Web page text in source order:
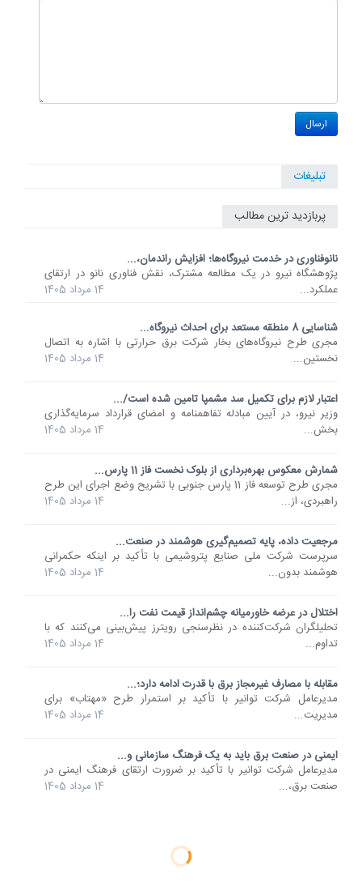
تبلیغات
پربازدید ترین مطالب
نانوفناوری در خدمت نیروگاه‌ها؛ افزایش راندمان،...
پژوهشگاه نیرو در یک مطالعه مشترک، نقش فناوری نانو در ارتقای
عملکرد...
14 مرداد 1405
شناسایی 8 منطقه مستعد برای احداث نیروگاه...
مجری طرح نیروگاه‌های بخار شرکت برق حرارتی با اشاره به اتصال
نخستین...
14 مرداد 1405
اعتبار لازم برای تکمیل سد مشمپا تامین شده است/...
وزیر نیرو، در آیین مبادله تفاهمنامه و امضای قرارداد سرمایه‌گذاری
بخش...
14 مرداد 1405
شمارش معکوس بهره‌برداری از بلوک نخست فاز 11 پارس...
مجری طرح توسعه فاز 11 پارس جنوبی با تشریح وضع اجرای این طرح
راهبردی، از...
14 مرداد 1405
مرجعیت داده، پایه تصمیم‌گیری‌ هوشمند در صنعت...
سرپرست شرکت ملی صنایع پتروشیمی با تأکید بر اینکه حکمرانی
هوشمند بدون...
14 مرداد 1405
اختلال در عرضه خاورمیانه چشم‌انداز قیمت نفت را...
تحلیلگران شرکت‌کننده در نظرسنجی رویترز پیش‌بینی می‌کنند که با
تداوم...
14 مرداد 1405
مقابله با مصارف غیرمجاز برق با قدرت ادامه دارد؛...
مدیرعامل شرکت توانیر با تأکید بر استمرار طرح «مهتاب» برای
مدیریت...
14 مرداد 1405
ایمنی در صنعت برق باید به یک فرهنگ سازمانی و...
مدیرعامل شرکت توانیر با تأکید بر ضرورت ارتقای فرهنگ ایمنی در
صنعت برق،...
14 مرداد 1405